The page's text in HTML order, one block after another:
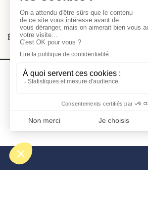
Étiquettes:BM10